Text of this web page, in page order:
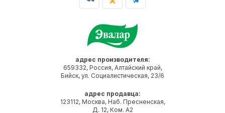
адрес производителя:
659332, Россия, Алтайский край,
Бийск, ул. Социалистическая, 23/6
адрес продавца:
123112, Москва, Наб. Пресненская,
Д. 12, Ком. А2